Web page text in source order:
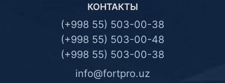
КОНТАКТЫ
(+998 55) 503-00-38
(+998 55) 503-00-48
(+998 55) 503-00-38
info@fortpro.uz